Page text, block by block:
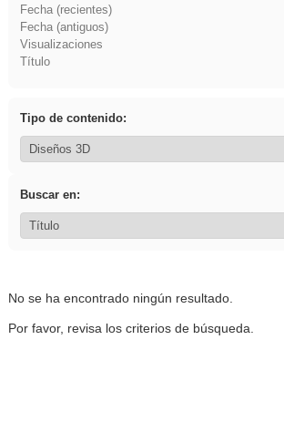
Fecha (recientes)
Fecha (antiguos)
Visualizaciones
Título
Tipo de contenido:
Buscar en:
No se ha encontrado ningún resultado.
Por favor, revisa los criterios de búsqueda.